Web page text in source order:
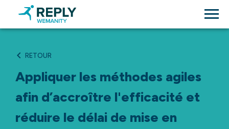
RETOUR
Appliquer les méthodes agiles
afin d’accroître l'efficacité et
réduire le délai de mise en